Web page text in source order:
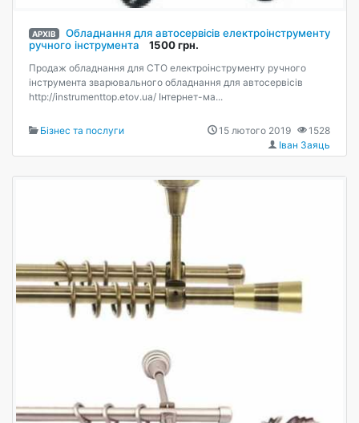
АРХІВ
Обладнання для автосервісів електроінструменту
ручного інструмента
1500 грн.
Продаж обладнання для СТО електроінструменту ручного
інструмента зварювального обладнання для автосервісів
http://instrumenttop.etov.ua/ Інтернет-ма...
Бізнес та послуги 1528
15 лютого 2019
Іван Заяць